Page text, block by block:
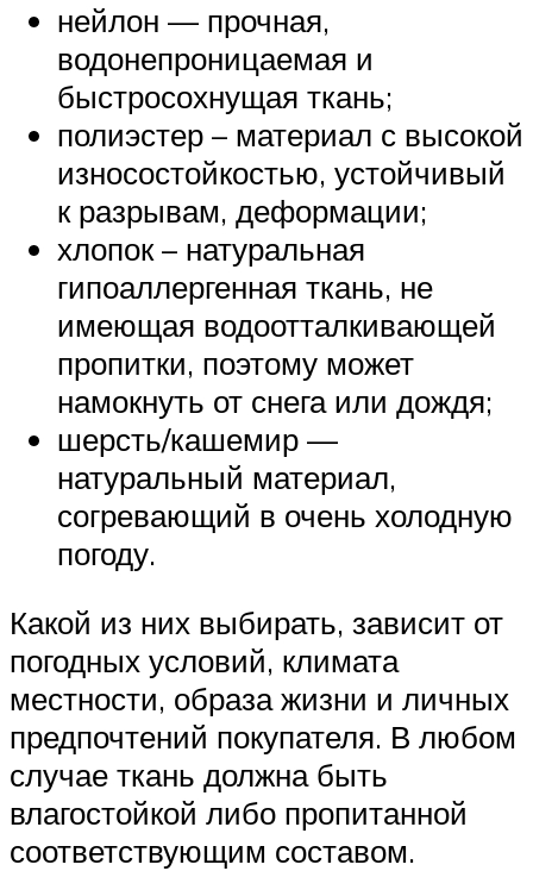
нейлон — прочная,
водонепроницаемая и
быстросохнущая ткань;
полиэстер – материал с высокой
износостойкостью, устойчивый
к разрывам, деформации;
хлопок – натуральная
гипоаллергенная ткань, не
имеющая водоотталкивающей
пропитки, поэтому может
намокнуть от снега или дождя;
шерсть/кашемир —
натуральный материал,
согревающий в очень холодную
погоду.
Какой из них выбирать, зависит от
погодных условий, климата
местности, образа жизни и личных
предпочтений покупателя. В любом
случае ткань должна быть
влагостойкой либо пропитанной
соответствующим составом.